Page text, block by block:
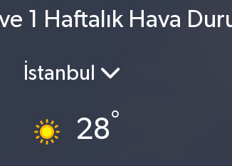
1 Haftalık Hava
İstanbul
28°